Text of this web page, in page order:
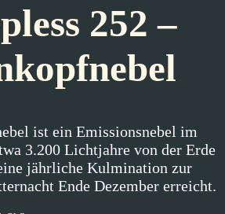
252 –
ist ein Emissionsnebel im
3.200 Lichtjahre von der Erde
jährliche Kulmination zur
Ende Dezember erreicht.